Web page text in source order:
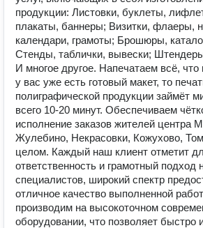
продукции: Листовки, буклеты,
плакаты, баннеры; Визитки, флаеры,
календари, грамоты; Брошюры,
Стенды, таблички, вывески;
И многое другое. Напечатаем всё,
у вас уже есть готовый макет, то
полиграфической продукции займёт
всего 10-20 минут. Обеспечиваем
исполнение заказов жителей центра
Жулебино, Некрасовки, Кожухово,
целом. Каждый наш клиент отметит
ответственность и грамотный подход
специалистов, широкий спектр
отличное качество выполненной
производим на высокоточном
оборудовании, что позволяет быстро